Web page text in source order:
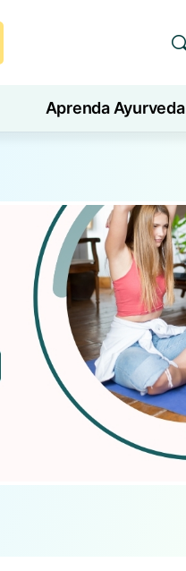
Aprenda Ayurveda